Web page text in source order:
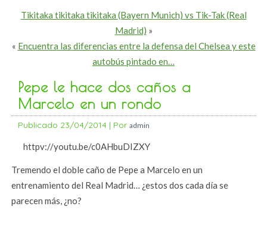
Tikitaka tikitaka tikitaka (Bayern Munich) vs Tik-Tak (Real
Madrid) »
« Encuentra las diferencias entre la defensa del Chelsea y este
autobús pintado en…
Pepe le hace dos caños a
Marcelo en un rondo
Publicado 23/04/2014 | Por admin
httpv://youtu.be/c0AHbuDIZXY
Tremendo el doble caño de Pepe a Marcelo en un
entrenamiento del Real Madrid… ¿estos dos cada día se
parecen más, ¿no?